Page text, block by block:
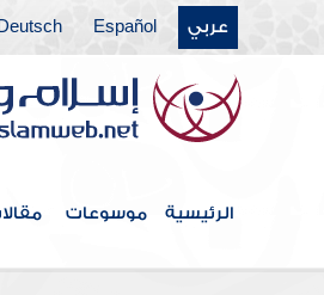
عربي Español
Deutsch
الرئيسية موسوعات
تفسير سورة القمر
تفسير سورة الرحمن
تفسير سورة الواقعة